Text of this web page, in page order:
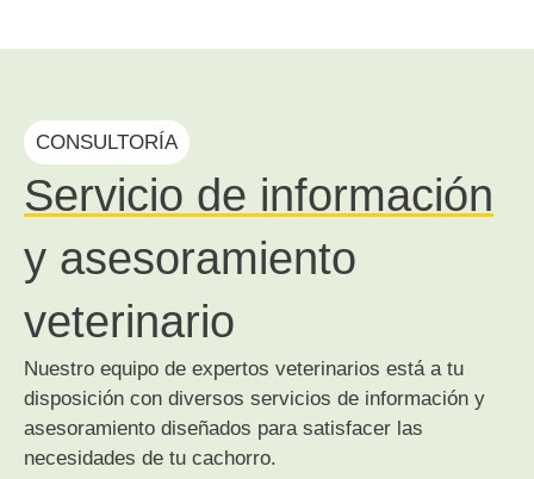
CONSULTORÍA
Servicio de información
y asesoramiento
veterinario
Nuestro equipo de expertos veterinarios está a tu
disposición con diversos servicios de información y
asesoramiento diseñados para satisfacer las
necesidades de tu cachorro.